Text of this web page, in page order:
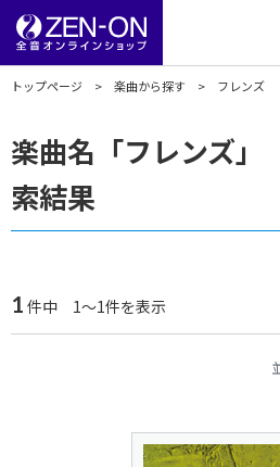
トップページ 楽曲から探す フレンズ
楽曲名「フレンズ
索結果
1 件中 1～1件を表示